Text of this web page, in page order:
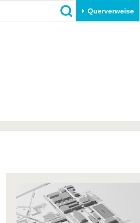
Querverweise
Innovative Transferprojekte
BTU &